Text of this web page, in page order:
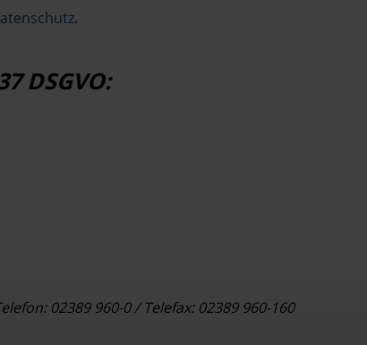
.
DSGVO:
02389 960-0 / Telefax: 02389 960-160